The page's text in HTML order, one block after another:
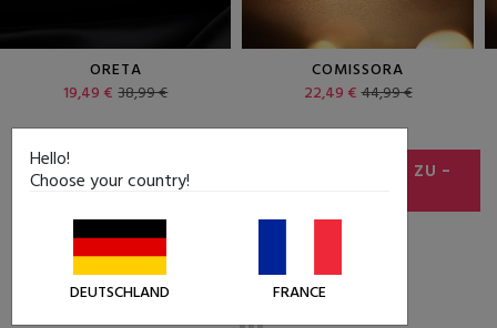
ORETA
19,49 € 38,99 €
COMISSORA
22,49 €44,99 €
ALLE ANGEBOTE SEHEN SCHMUCK OUTLET ZU -
Hello!
Choose your country!
DEUTSCHLAND FRANCE